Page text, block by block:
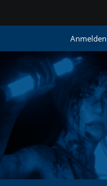
Anmelden